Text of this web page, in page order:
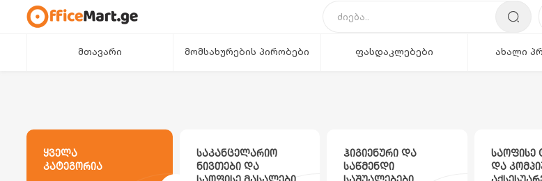
მთავარი მომსახურების პირობები ფასდაკლებები ახალი
ყველა
კატეგორია
საკანცელარიო
ნივთები და
ჰიგიენური და
საწმენდი
საოფისე
და